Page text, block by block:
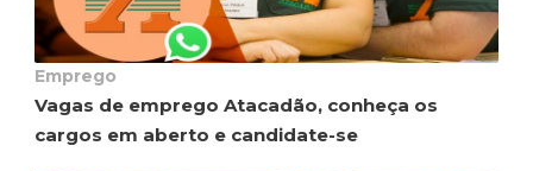
Emprego
Vagas de emprego Atacadão, conheça os
cargos em aberto e candidate-se